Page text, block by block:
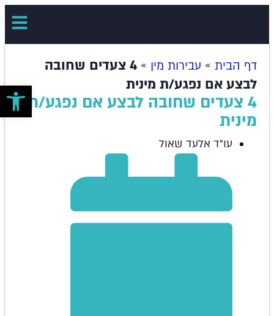
דף הבית » עבירות מין »
4 צעדים שחובה
לבצע אם נפגע/ת מינית
4 צעדים שחובה לבצע אם נפגע/ת
מינית
עו"ד אלעד שאול
פתח